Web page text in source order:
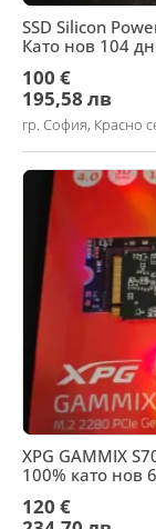
SSD Silicon
Като нов 104
100 €
195,58 лв
гр. София, Красно
XPG GAMMIX
100% като нов
120 €